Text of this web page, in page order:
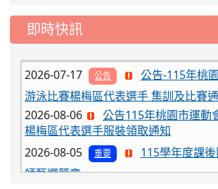
即時快訊
2026-07-31
學校對面建案
工車輛臨停」一案，請各位用路人留意
2026-07-17
公告
公告-115年桃
游泳比賽楊梅區代表選手 集訓及比賽
2026-08-06
公告115年桃園市運動
楊梅區代表選手服裝領取通知
2026-08-05
重要
115學年度課後